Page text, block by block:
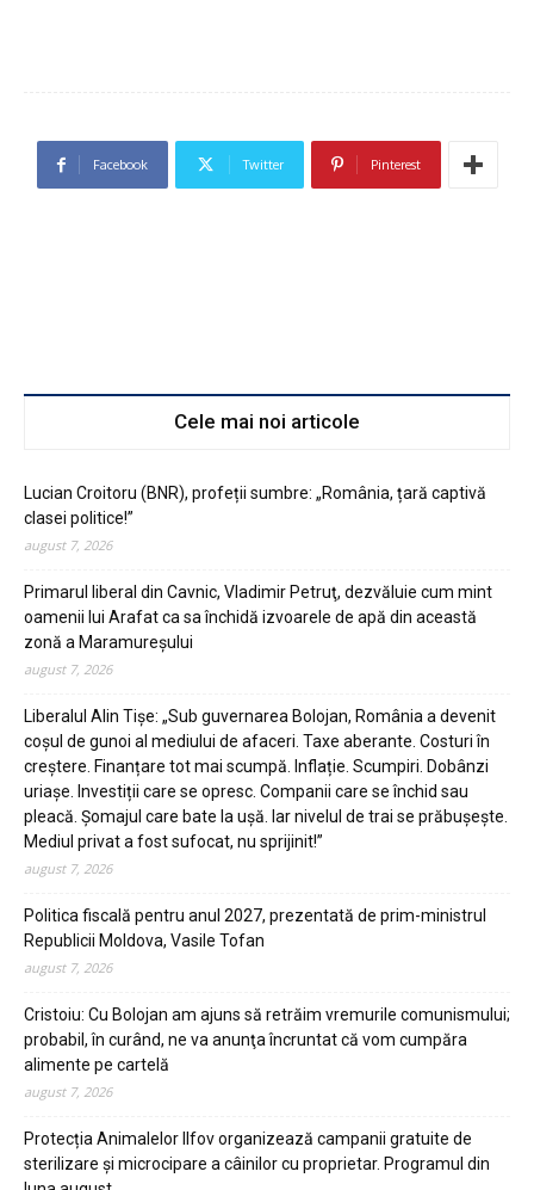
Facebook Twitter Pinterest
Cele mai noi articole
Lucian Croitoru (BNR), profeții sumbre: „România, țară captivă
clasei politice!”
august 7, 2026
Primarul liberal din Cavnic, Vladimir Petruţ, dezvăluie cum mint
oamenii lui Arafat ca sa închidă izvoarele de apă din această
zonă a Maramureşului
august 7, 2026
Liberalul Alin Tişe: „Sub guvernarea Bolojan, România a devenit
coșul de gunoi al mediului de afaceri. Taxe aberante. Costuri în
creștere. Finanțare tot mai scumpă. Inflație. Scumpiri. Dobânzi
uriașe. Investiții care se opresc. Companii care se închid sau
pleacă. Șomajul care bate la ușă. Iar nivelul de trai se prăbușește.
Mediul privat a fost sufocat, nu sprijinit!”
august 7, 2026
Politica fiscală pentru anul 2027, prezentată de prim-ministrul
Republicii Moldova, Vasile Tofan
august 7, 2026
Cristoiu: Cu Bolojan am ajuns să retrăim vremurile comunismului;
probabil, în curând, ne va anunţa încruntat că vom cumpăra
alimente pe cartelă
august 7, 2026
Protecția Animalelor Ilfov organizează campanii gratuite de
sterilizare și microcipare a câinilor cu proprietar. Programul din